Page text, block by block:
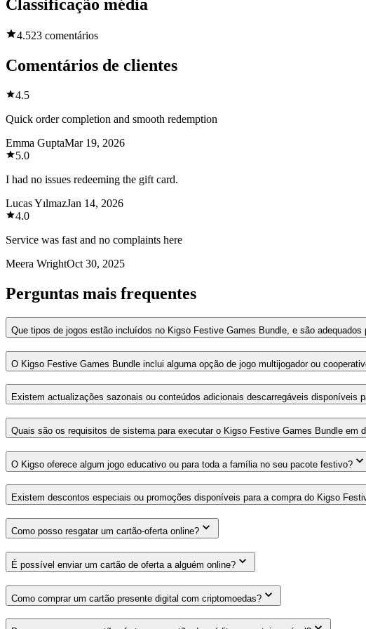
Classificação média
4.523 comentários
Comentários de clientes
4.5
Quick order completion and smooth redemption
Emma GuptaMar 19, 2026
5.0
I had no issues redeeming the gift card.
Lucas YılmazJan 14, 2026
4.0
Service was fast and no complaints here
Meera WrightOct 30, 2025
Perguntas mais frequentes
Que tipos de jogos estão incluídos no Kigso Festive Games Bundle, e são adequados
O Kigso Festive Games Bundle inclui alguma opção de jogo multijogador ou
Existem actualizações sazonais ou conteúdos adicionais descarregáveis disponíveis
Quais são os requisitos de sistema para executar o Kigso Festive Games Bundle em
O Kigso oferece algum jogo educativo ou para toda a família no seu pacote festivo?
Existem descontos especiais ou promoções disponíveis para a compra do Kigso
Como posso resgatar um cartão-oferta online?
É possível enviar um cartão de oferta a alguém online?
Como comprar um cartão presente digital com criptomoedas?